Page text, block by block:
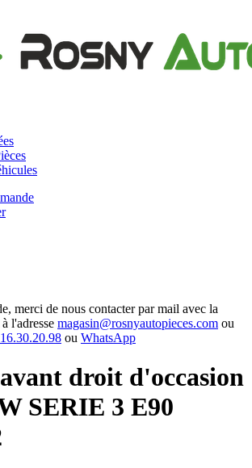
merci de nous contacter par mail avec la
l'adresse magasin@rosnyautopieces.com ou
ou WhatsApp
droit d'occasion
SERIE 3 E90